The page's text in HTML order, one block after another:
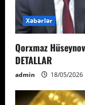
Xəbərlər
Qorxmaz
DETALLAR
admin 18/05/2026